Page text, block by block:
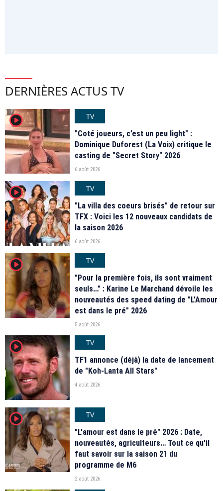
DERNIÈRES ACTUS TV
player2
TV
"Coté joueurs, c’est un peu light" :
Dominique Duforest (La Voix) critique le
casting de "Secret Story" 2026
6 août 2026
player2
TV
"La villa des coeurs brisés" de retour sur
TFX : Voici les 12 nouveaux candidats de
la saison 2026
6 août 2026
player2
TV
"Pour la première fois, ils sont vraiment
seuls…" : Karine Le Marchand dévoile les
nouveautés des speed dating de "L'Amour
est dans le pré" 2026
5 août 2026
player2
TV
TF1 annonce (déjà) la date de lancement
de "Koh-Lanta All Stars"
4 août 2026
player2
TV
"L'amour est dans le pré" 2026 : Date,
nouveautés, agriculteurs… Tout ce qu'il
faut savoir sur la saison 21 du
programme de M6
2 août 2026